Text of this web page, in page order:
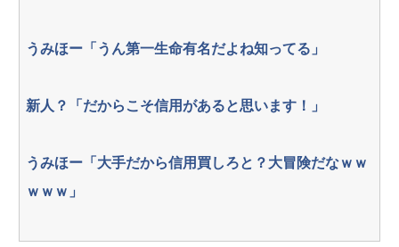
うみほー「うん第一生命有名だよね知ってる」
新人？「だからこそ信用があると思います！」
うみほー「大手だから信用買しろと？大冒険だなｗｗ
ｗｗｗ」